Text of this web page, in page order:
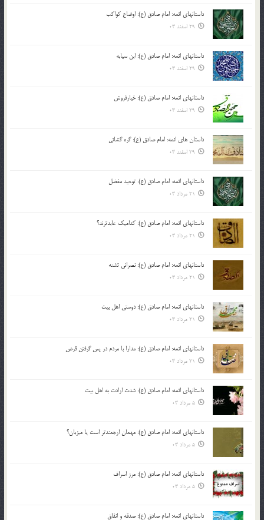
داستانهای ائمه: امام صادق (ع): اوضاع کواکب
29 اسفند 03
داستانهای ائمه: امام صادق (ع): ابن سیابه
29 اسفند 03
داستانهای ائمه: امام صادق (ع): خیارفروش
29 اسفند 03
داستان های ائمه: امام صادق (ع): گره گشائی
29 اسفند 03
داستانهای ائمه: امام صادق (ع): توحید مفضل
21 مرداد 03
داستانهای ائمه: امام صادق (ع): کدامیک عابدترند؟
21 مرداد 03
داستانهای ائمه: امام صادق (ع): نصرانی تشنه
21 مرداد 03
داستانهای ائمه: امام صادق (ع): دوستی اهل بیت
21 مرداد 03
داستانهای ائمه: امام صادق (ع): مدارا با مردم در پس گرفتن قرض
21 مرداد 03
داستانهای ائمه: امام صادق (ع): شدت ارادت به اهل بیت
5 مرداد 03
داستانهای ائمه: امام صادق (ع): مهمان ارجمندتر است یا میزبان؟
5 مرداد 03
داستانهای ائمه: امام صادق (ع): مرز اسراف
5 مرداد 03
داستانهای ائمه: امام صادق (ع): صدقه و انفاق